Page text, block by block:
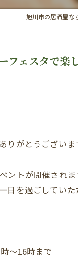
旭川市の居酒屋な
フェスタで
りがとうございま
ントが開催されま
を過ごしていた
～16時まで